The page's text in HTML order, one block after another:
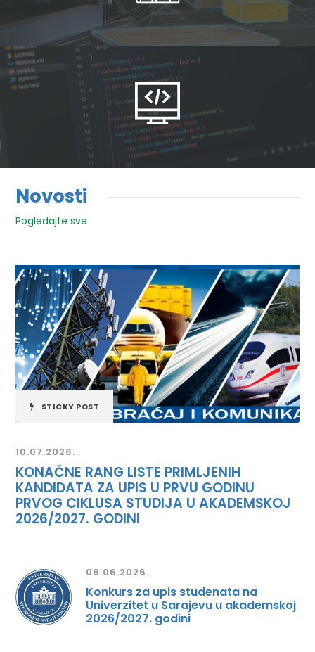
Novosti
Pogledajte sve
STICKY POST
10.07.2026.
KONAČNE RANG LISTE PRIMLJENIH
KANDIDATA ZA UPIS U PRVU GODINU
PRVOG CIKLUSA STUDIJA U AKADEMSKOJ
2026/2027. GODINI
08.06.2026.
Konkurs za upis studenata na
Univerzitet u Sarajevu u akademskoj
2026/2027. godini